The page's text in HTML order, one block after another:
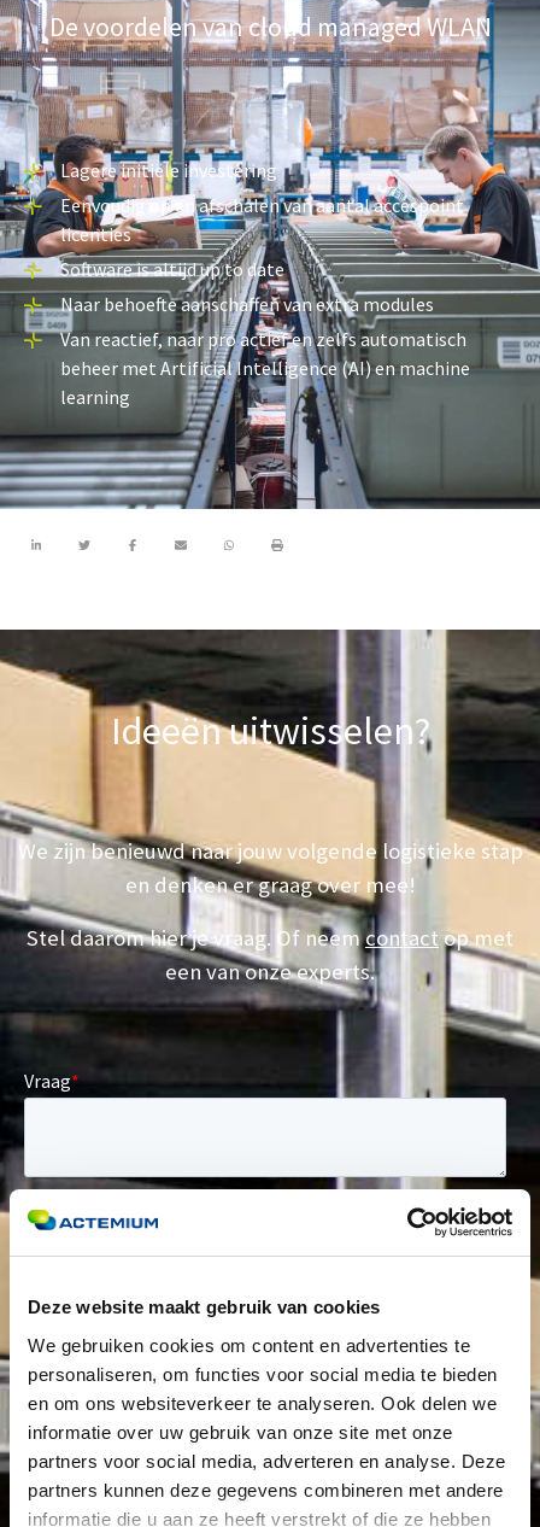
Deze website maakt gebruik van cookies
We gebruiken cookies om content en advertenties te
personaliseren, om functies voor social media te bieden
en om ons websiteverkeer te analyseren. Ook delen we
informatie over uw gebruik van onze site met onze
partners voor social media, adverteren en analyse. Deze
partners kunnen deze gegevens combineren met andere
informatie die u aan ze heeft verstrekt of die ze hebben
De voordelen van cloud managed WLAN
Lagere initiële investering
Eenvoudig op en afschalen van aantal accespoint
licenties
Software is altijd up to date
Naar behoefte aanschaffen van extra modules
Van reactief, naar pro actief en zelfs automatisch
beheer met Artificial Intelligence (AI) en machine
learning
Ideeën uitwisselen?
We zijn benieuwd naar jouw volgende logistieke stap
en denken er graag over mee!
Stel daarom hier je vraag. Of neemcontactop met
een van onze experts.